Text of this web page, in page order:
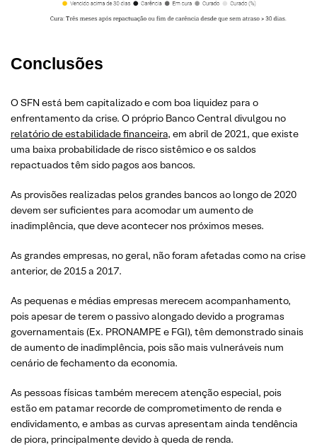
Conclusões
O SFN está bem capitalizado e com boa liquidez para o
enfrentamento da crise. O próprio Banco Central divulgou no
relatório de estabilidade financeira, em abril de 2021, que existe
uma baixa probabilidade de risco sistêmico e os saldos
repactuados têm sido pagos aos bancos.
As provisões realizadas pelos grandes bancos ao longo de 2020
devem ser suficientes para acomodar um aumento de
inadimplência, que deve acontecer nos próximos meses.
As grandes empresas, no geral, não foram afetadas como na crise
anterior, de 2015 a 2017.
As pequenas e médias empresas merecem acompanhamento,
pois apesar de terem o passivo alongado devido a programas
governamentais (Ex. PRONAMPE e FGI), têm demonstrado sinais
de aumento de inadimplência, pois são mais vulneráveis num
cenário de fechamento da economia.
As pessoas físicas também merecem atenção especial, pois
estão em patamar recorde de comprometimento de renda e
endividamento, e ambas as curvas apresentam ainda tendência
de piora, principalmente devido à queda de renda.